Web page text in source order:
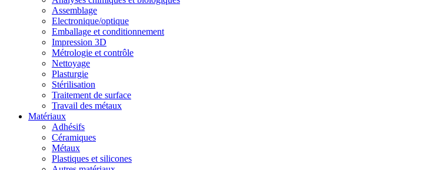
Assemblage
Electronique/optique
Emballage et conditionnement
Impression 3D
Métrologie et contrôle
Nettoyage
Plasturgie
Stérilisation
Traitement de surface
Travail des métaux
Matériaux
Adhésifs
Céramiques
Métaux
Plastiques et silicones